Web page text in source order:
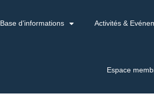
Base d’informations Activités &
Espace